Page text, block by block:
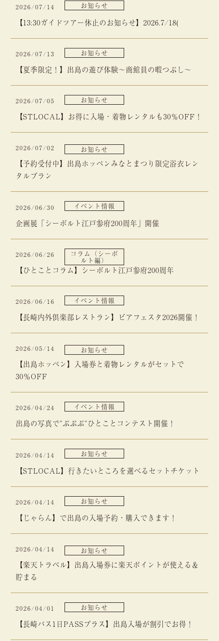
2026/07/14 お知らせ
【13:30ガイドツアー休止のお知らせ】2026.7/18(
2026/07/13 お知らせ
【夏季限定！】出島の遊び体験～商館員の暇つぶし～
2026/07/05 お知らせ
【STLOCAL】お得に入場・着物レンタルも30％OFF！
2026/07/02 お知らせ
【予約受付中】出島ホッペンみなとまつり限定浴衣レン
タルプラン
2026/06/30 イベント情報
企画展「シーボルト江戸参府200周年」開催
2026/06/26 コラム（シーボ
ルト編）
【ひとことコラム】シーボルト江戸参府200周年
2026/06/16 イベント情報
【長崎内外倶楽部レストラン】ビアフェスタ2026開催！
2026/05/14 お知らせ
【出島ホッペン】入場券と着物レンタルがセットで
30％OFF
2026/04/24 イベント情報
出島の写真で”ぷぷぷ”ひとことコンテスト開催！
2026/04/14 お知らせ
【STLOCAL】行きたいところを選べるセットチケット
2026/04/14 お知らせ
【じゃらん】で出島の入場予約・購入できます！
2026/04/14 お知らせ
【楽天トラベル】出島入場券に楽天ポイントが使える＆
貯まる
2026/04/01 お知らせ
【長崎バス1日PASSプラス】出島入場が割引でお得！